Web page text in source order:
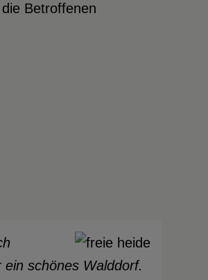
Betroffenen
schönes Walddorf.